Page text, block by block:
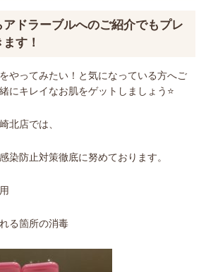
ドラーブルへのご紹介でもプレ
す！
やってみたい！と気になっている方へご
にキレイなお肌をゲットしましょう⭐️
北店では、
染防止対策徹底に努めております。
る箇所の消毒